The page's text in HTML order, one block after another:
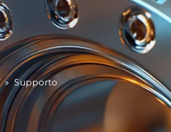
» Supporto